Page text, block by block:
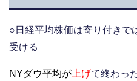
○日経平均株価は寄り付きで
受ける
NYダウ平均が上げて終わっ